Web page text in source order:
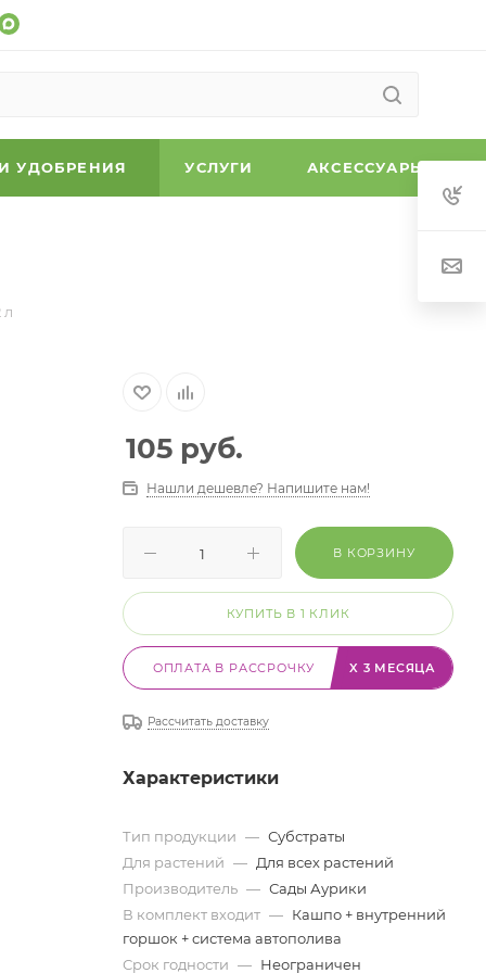
УДОБРЕНИЯ УСЛУГИ АКСЕССУАРЫ
л
105 руб.
Нашли дешевле? Напишите нам!
В КОРЗИНУ
КУПИТЬ В 1 КЛИК
ОПЛАТА В РАССРОЧКУ X 3 МЕСЯЦА
Рассчитать доставку
Характеристики
Тип продукции — Субстраты
Для растений — Для всех растений
Производитель — Сады Аурики
В комплект входит — Кашпо + внутренний
горшок + система автополива
Срок годности — Неограничен